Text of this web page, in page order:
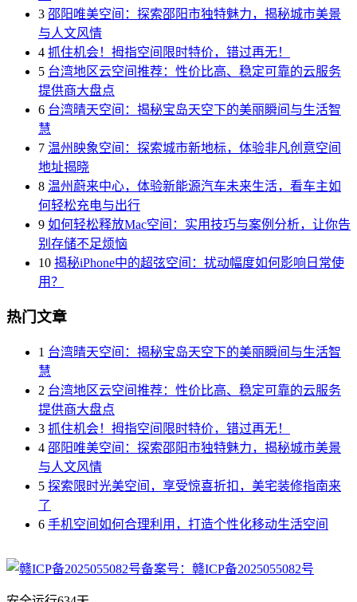
3 邵阳唯美空间：探索邵阳市独特魅力，揭秘城市美景
与人文风情
4 抓住机会！拇指空间限时特价，错过再无！
5 台湾地区云空间推荐：性价比高、稳定可靠的云服务
提供商大盘点
6 台湾晴天空间：揭秘宝岛天空下的美丽瞬间与生活智
慧
7 温州映象空间：探索城市新地标，体验非凡创意空间
地址揭晓
8 温州蔚来中心，体验新能源汽车未来生活，看车主如
何轻松充电与出行
9 如何轻松释放Mac空间：实用技巧与案例分析，让你告
别存储不足烦恼
10 揭秘iPhone中的超弦空间：扰动幅度如何影响日常使
用？
热门文章
1 台湾晴天空间：揭秘宝岛天空下的美丽瞬间与生活智
慧
2 台湾地区云空间推荐：性价比高、稳定可靠的云服务
提供商大盘点
3 抓住机会！拇指空间限时特价，错过再无！
4 邵阳唯美空间：探索邵阳市独特魅力，揭秘城市美景
与人文风情
5 探索限时光美空间，享受惊喜折扣，美宅装修指南来
了
6 手机空间如何合理利用，打造个性化移动生活空间
备案号：赣ICP备2025055082号